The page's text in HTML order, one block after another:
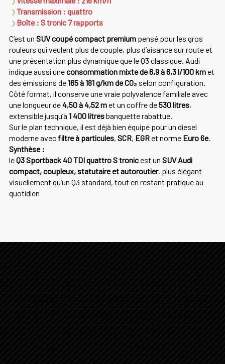
Transmission : quattro
Boîte : S tronic 7 rapports
C’est un SUV coupé compact premiumpensé pour les gros
rouleurs qui veulent plus de couple, plus d’aisance sur route et
une présentation plus dynamique que le Q3 classique. Audi
indique aussi uneconsommation mixte de 6,9 à 6,3 l/100 kmet
des émissions de165 à 181 g/km de CO₂selon configuration.
Côté format, il conserve une vraie polyvalence familiale avec
une longueur de4,50 à 4,52 met un coffre de530 litres,
extensible jusqu’à 1 400 litresbanquette rabattue.
Sur le plan technique, il est déjà bien équipé pour un diesel
moderne avec filtre à particules, SCR, EGRet norme Euro 6e.
Synthèse :
leQ3 Sportback 40 TDI quattro S tronicest un SUV Audi
compact, coupleux, statutaire et autoroutier, plus élégant
visuellement qu’un Q3 standard, tout en restant pratique au
quotidien